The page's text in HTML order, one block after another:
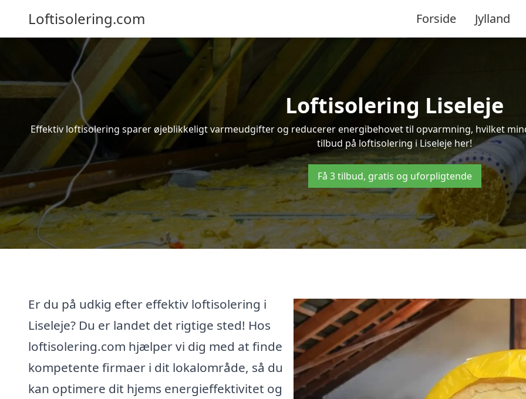
Loftisolering.com Forside Jylland
Loftisolering Liseleje
Effektiv loftisolering sparer øjeblikkeligt varmeudgifter og reducerer energibehovet til opvarmning, hvilket
tilbud på loftisolering i Liseleje her!
Få 3 tilbud, gratis og uforpligtende
Er du på udkig efter effektiv loftisolering i
Liseleje? Du er landet det rigtige sted! Hos
loftisolering.com hjælper vi dig med at finde
kompetente firmaer i dit lokalområde, så du
kan optimere dit hjems energieffektivitet og